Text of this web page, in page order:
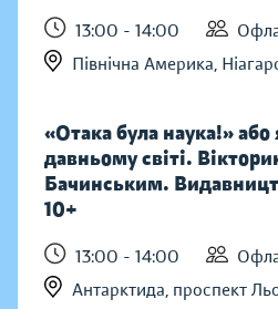
13:00 - 14:00
Північна Америка,
«Отака була наука!» або
давньому світі.
Бачинським.
10+
13:00 - 14:00
Антарктида, проспект